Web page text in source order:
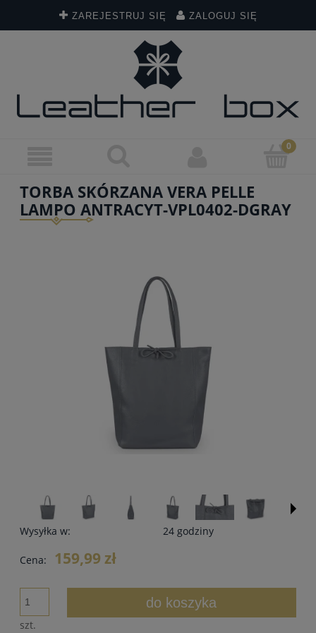
ZAREJESTRUJ SIĘ ZALOGUJ SIĘ
TORBA SKÓRZANA VERA PELLE
LAMPO ANTRACYT-VPL0402-DGRAY
Wysyłka w: 24 godziny
Cena: 159,99 zł
szt.
do koszyka